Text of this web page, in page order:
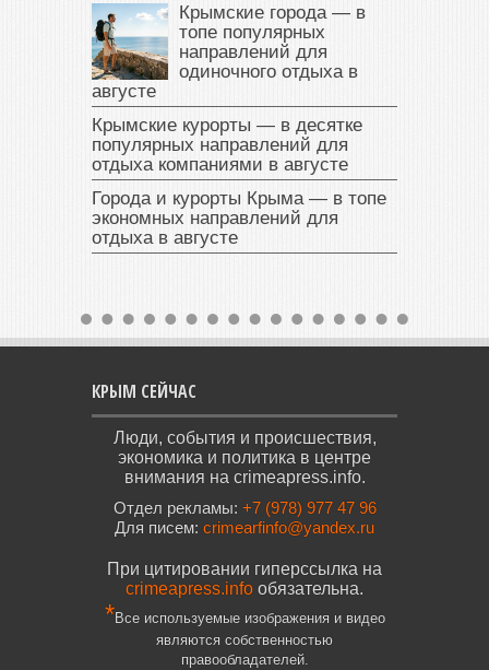
Крымские города — в
топе популярных
направлений для
одиночного отдыха в
августе
Крымские курорты — в десятке
популярных направлений для
отдыха компаниями в августе
Города и курорты Крыма — в топе
экономных направлений для
отдыха в августе
КРЫМ СЕЙЧАС
Люди, события и происшествия,
экономика и политика в центре
внимания на crimeapress.info.
Отдел рекламы: +7 (978) 977 47 96
Для писем: crimearfinfo@yandex.ru
При цитировании гиперссылка на
crimeapress.info обязательна.
*Все используемые изображения и видео
являются собственностью
правообладателей.